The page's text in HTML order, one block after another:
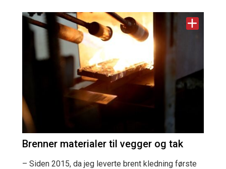
Brenner materialer til vegger og tak
– Siden 2015, da jeg leverte brent kledning første